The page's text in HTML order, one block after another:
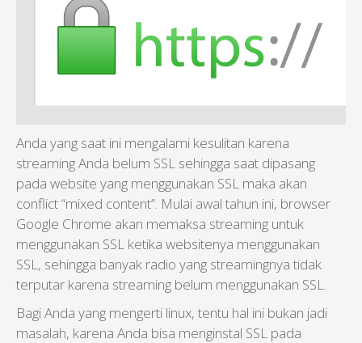
Anda yang saat ini mengalami kesulitan karena
streaming Anda belum SSL sehingga saat dipasang
pada website yang menggunakan SSL maka akan
conflict “mixed content”. Mulai awal tahun ini, browser
Google Chrome akan memaksa streaming untuk
menggunakan SSL ketika websitenya menggunakan
SSL, sehingga banyak radio yang streamingnya tidak
terputar karena streaming belum menggunakan SSL.
Bagi Anda yang mengerti linux, tentu hal ini bukan jadi
masalah, karena Anda bisa menginstal SSL pada